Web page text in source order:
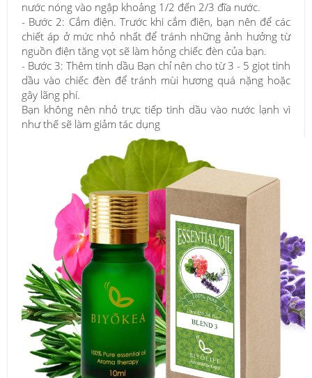
nước nóng vào ngập khoảng 1/2 đến 2/3 đĩa nước.
- Bước 2: Cắm điện. Trước khi cắm điện, bạn nên để các
chiết áp ở mức nhỏ nhất để tránh những ảnh hưởng từ
nguồn điện tăng vọt sẽ làm hỏng chiếc đèn của bạn.
- Bước 3: Thêm tinh dầu Bạn chỉ nên cho từ 3 - 5 giọt tinh
dầu vào chiếc đèn để tránh mùi hương quá nặng hoặc
gây lãng phí.
Bạn không nên nhỏ trực tiếp tinh dầu vào nước lạnh vì
như thế sẽ làm giảm tác dụng